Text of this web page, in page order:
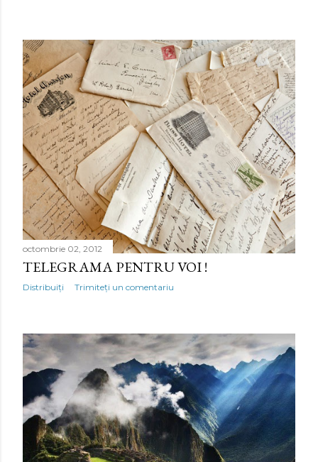
octombrie 02, 2012
TELEGRAMA PENTRU VOI !
Distribuiți Trimiteți un comentariu